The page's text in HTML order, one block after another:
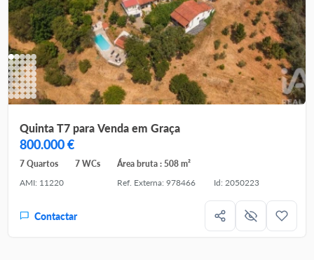
Quinta T7 para Venda em Graça
800.000 €
7 Quartos 7 WCs
Área bruta : 508 m²
AMI: 11220
Ref. Externa: 978466 Id: 2050223
Contactar